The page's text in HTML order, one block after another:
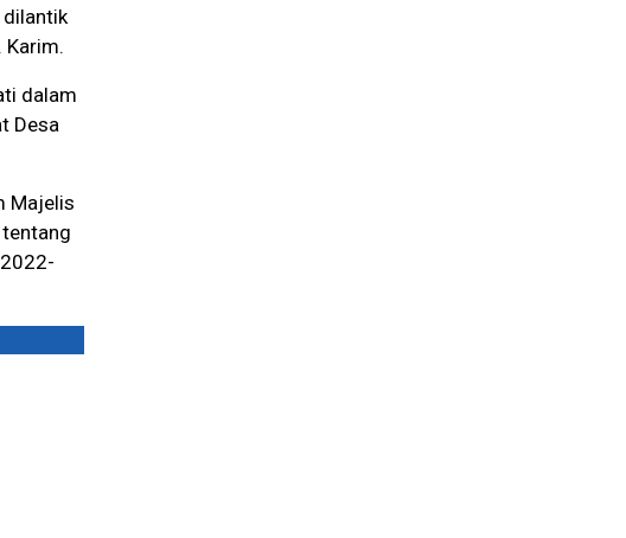
dilantik
Karim.
dalam
Desa
Majelis